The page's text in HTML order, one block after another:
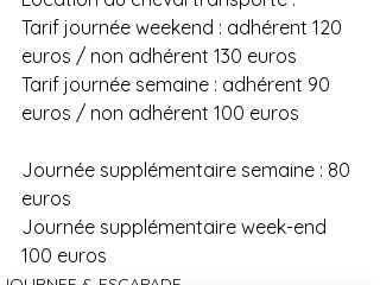
Tarif journée weekend : adhérent 120
euros / non adhérent 130 euros
Tarif journée semaine : adhérent 90
euros / non adhérent 100 euros
Journée supplémentaire semaine : 80
euros
Journée supplémentaire week-end
100 euros